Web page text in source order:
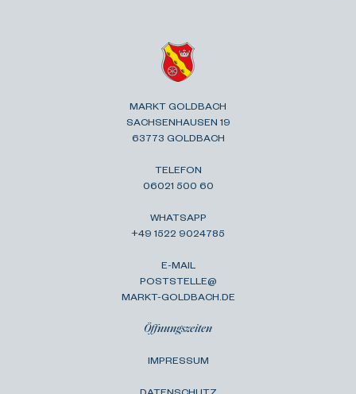
MARKT GOLDBACH
SACHSENHAUSEN 19
63773 GOLDBACH
TELEFON
06021 500 60
WHATSAPP
+49 1522 9024785
E-MAIL
POSTSTELLE@
MARKT-GOLDBACH.DE
Öffnungszeiten
IMPRESSUM